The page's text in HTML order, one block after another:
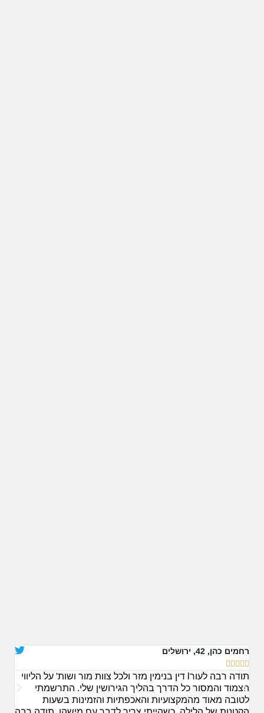
רחמים כהן, 42, ירושלים





תודה רבה לעורl דין בנימין מזר ולכל צוות מור ושות' על הליווי
הצמוד והמסור כל הדרך בהליך הגירושין שלי. התרשמתי
לטובה מאוד מהמקצועיות והאכפתיות והזמינות בשעות